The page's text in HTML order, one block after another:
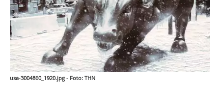
usa-3004860_1920.jpg - Foto: THN